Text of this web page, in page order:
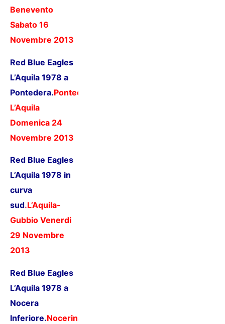
Benevento
Sabato 16
Novembre 2013
Red Blue Eagles
L’Aquila 1978 a
Pontedera.Pontedera-
L’Aquila
Domenica 24
Novembre 2013
Red Blue Eagles
L’Aquila 1978 in
curva
sud.L’Aquila-
Gubbio Venerdi
29 Novembre
2013
Red Blue Eagles
L’Aquila 1978 a
Nocera
Inferiore.Nocerina-